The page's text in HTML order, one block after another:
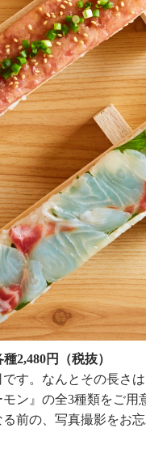
2,480円（税抜）
す。なんとその長さ
ン』の全3種類をご用
前の、写真撮影をお忘